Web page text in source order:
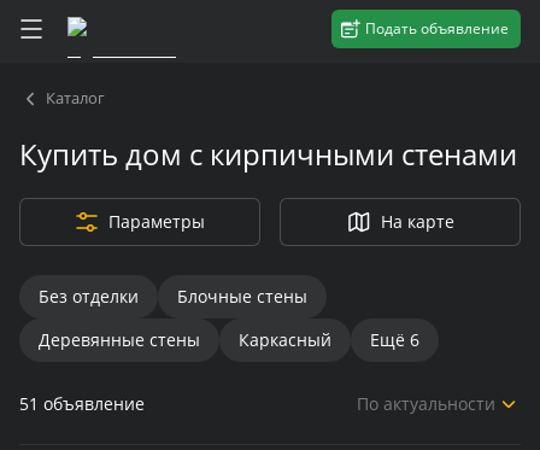
Подать объявление
Каталог
Купить дом с кирпичными стенами
Параметры На карте
Без отделки
Блочные стены
Деревянные стены
Каркасный Ещё 6
51 объявление По актуальности